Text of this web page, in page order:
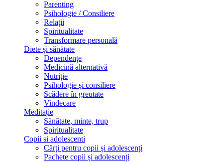
Parenting
Psihologie / Consiliere
Relații
Spiritualitate
Transformare personală
Diete și sănătate
Dependențe
Medicină alternativă
Nutriție
Psihologie și consiliere
Scădere în greutate
Vindecare
Meditație
Sănătate, minte, trup
Spiritualitate
Copii si adolescenti
Cărți pentru copii și adolescenți
Pachete copii și adolescenți